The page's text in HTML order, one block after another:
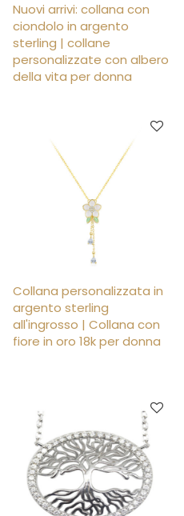
Nuovi arrivi: collana con
ciondolo in argento
sterling | collane
personalizzate con albero
della vita per donna
Collana personalizzata in
argento sterling
all'ingrosso | Collana con
fiore in oro 18k per donna